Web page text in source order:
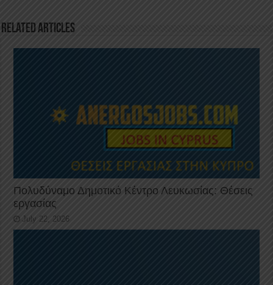
k
Related Articles
Πολυδύναμο Δημοτικό Κέντρο Λευκωσίας: Θέσεις
εργασίας
July 22, 2026